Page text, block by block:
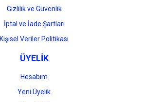
Gizlilik ve Güvenlik
İptal ve İade Şartları
Kişisel Veriler Politikası
ÜYELİK
Hesabım
Yeni Üyelik